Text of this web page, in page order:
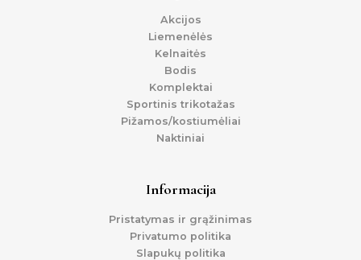
Akcijos
Liemenėlės
Kelnaitės
Bodis
Komplektai
Sportinis trikotažas
Pižamos/kostiumėliai
Naktiniai
Informacija
Pristatymas ir grąžinimas
Privatumo politika
Slapukų politika